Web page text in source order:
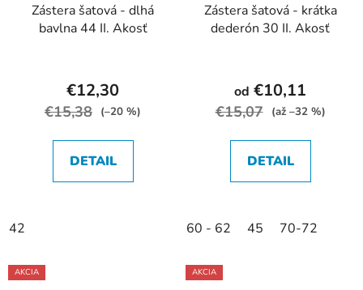
Zástera šatová - dlhá
bavlna 44 II. Akosť
€12,30
€15,38 (–20 %)
DETAIL
42
Zástera šatová - krátka
dederón 30 II. Akosť
od €10,11
€15,07 (až –32 %)
DETAIL
60 - 62 45 70-72
AKCIA AKCIA